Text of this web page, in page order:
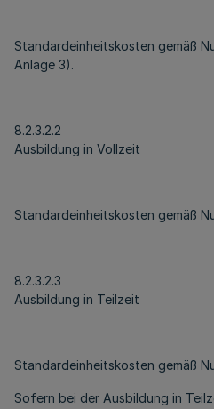
Standardeinheitskosten gemäß
Anlage 3).
8.2.3.2.2
Ausbildung in Vollzeit
Standardeinheitskosten gemäß
8.2.3.2.3
Ausbildung in Teilzeit
Standardeinheitskosten gemäß
Sofern bei der Ausbildung in